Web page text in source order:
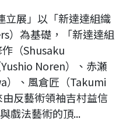
立展」以「新達達組織
）為基礎，「新達達組
（Shusaku
Noren）、赤瀬
）、風倉匠（Takumi
反藝術領袖吉村益信
戲法藝術的頂...